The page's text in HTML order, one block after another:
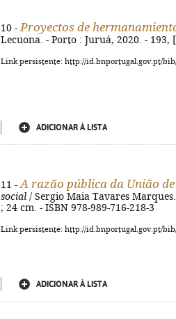
10 - Proyectos de
Lecuona. - Porto : Juruá, 2020. - 193,
Link persistente: http://id.bnportugal.gov.pt/
ADICIONAR À LISTA
11 - A razão pública da União
social / Sergio Maia Tavares
; 24 cm. - ISBN 978-989-716-218-3
Link persistente: http://id.bnportugal.gov.pt/
ADICIONAR À LISTA